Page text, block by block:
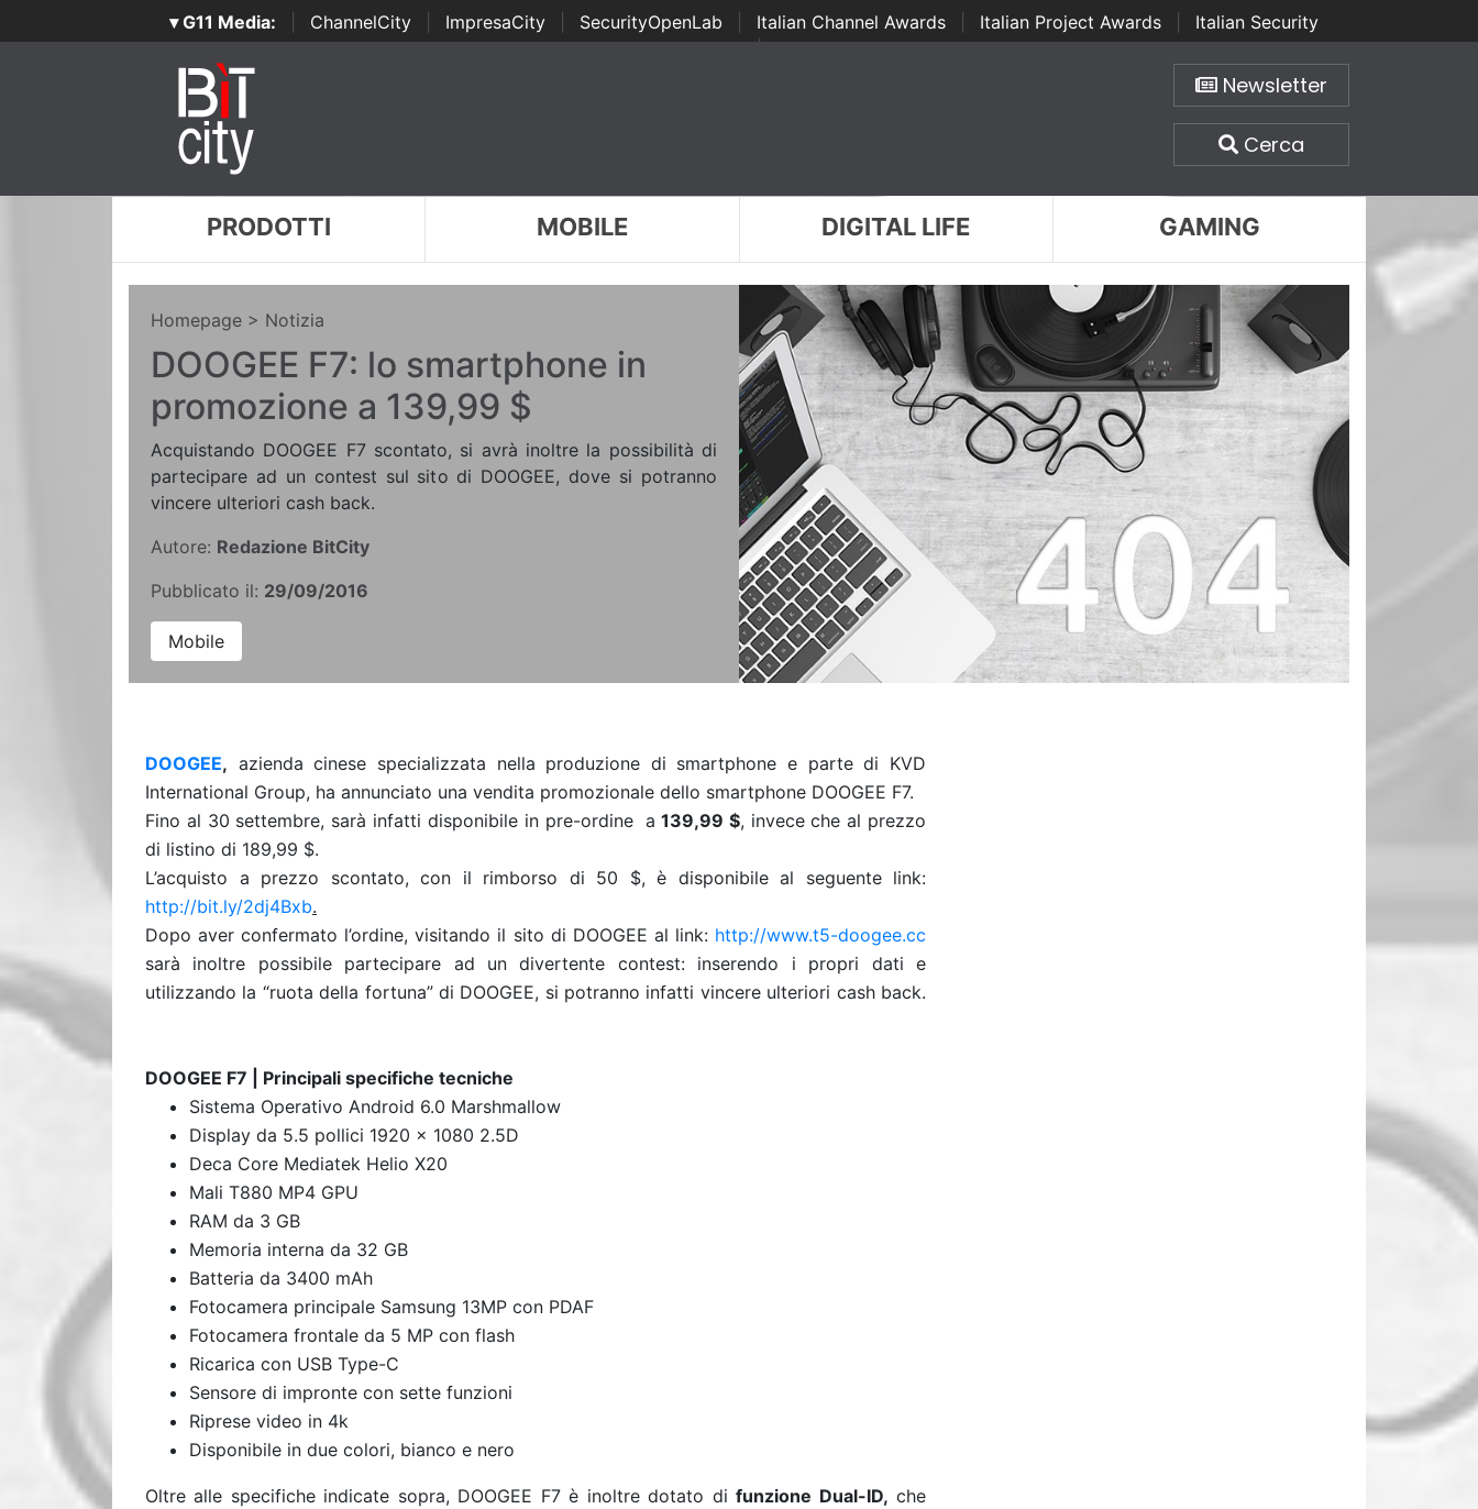
▾ G11 Media: ChannelCity ImpresaCity SecurityOpenLab Italian Channel Awards Italian Project Awards
Italian Security
Awards | ...
Newsletter
Cerca
PRODOTTI MOBILE DIGITAL LIFE GAMING
Homepage > Notizia
DOOGEE F7: lo smartphone in
promozione a 139,99 $
Acquistando DOOGEE F7 scontato, si avrà inoltre la possibilità di
partecipare ad un contest sul sito di DOOGEE, dove si potranno
vincere ulteriori cash back.
Autore: Redazione BitCity
Pubblicato il: 29/09/2016
Mobile
DOOGEE, azienda cinese specializzata nella produzione di smartphone e parte di KVD
International Group, ha annunciato una vendita promozionale dello smartphone DOOGEE F7.
Fino al 30 settembre, sarà infatti disponibile in pre-ordine a 139,99 $, invece che al prezzo
di listino di 189,99 $.
L’acquisto a prezzo scontato, con il rimborso di 50 $, è disponibile al seguente link:
http://bit.ly/2dj4Bxb.
Dopo aver confermato l’ordine, visitando il sito di DOOGEE al link: http://www.t5-doogee.cc
sarà inoltre possibile partecipare ad un divertente contest: inserendo i propri dati e
utilizzando la “ruota della fortuna” di DOOGEE, si potranno infatti vincere ulteriori cash back.
DOOGEE F7 | Principali specifiche tecniche
Sistema Operativo Android 6.0 Marshmallow
Display da 5.5 pollici 1920 x 1080 2.5D
Deca Core Mediatek Helio X20
Mali T880 MP4 GPU
RAM da 3 GB
Memoria interna da 32 GB
Batteria da 3400 mAh
Fotocamera principale Samsung 13MP con PDAF
Fotocamera frontale da 5 MP con flash
Ricarica con USB Type-C
Sensore di impronte con sette funzioni
Riprese video in 4k
Disponibile in due colori, bianco e nero
Oltre alle specifiche indicate sopra, DOOGEE F7 è inoltre dotato difunzione Dual-ID, che